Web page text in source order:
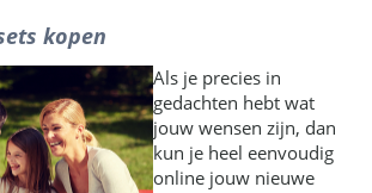
kopen
Als je precies in
gedachten hebt wat
jouw wensen zijn, dan
kun je heel eenvoudig
online jouw nieuwe